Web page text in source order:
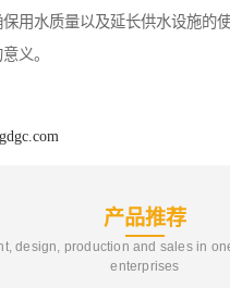
用水质量以及延长供水设施的
义。
产品推荐
design, production and sales in
enterprises